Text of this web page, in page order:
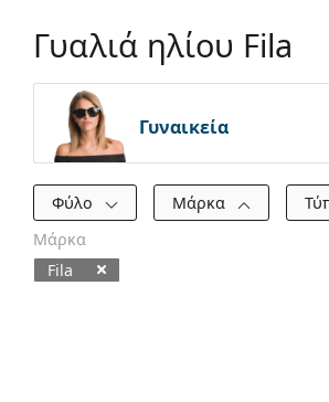
Γυαλιά ηλίου Fila
Γυναικεία
Φίλτρα
Φύλο Μάρκα
Μάρκα
Fila